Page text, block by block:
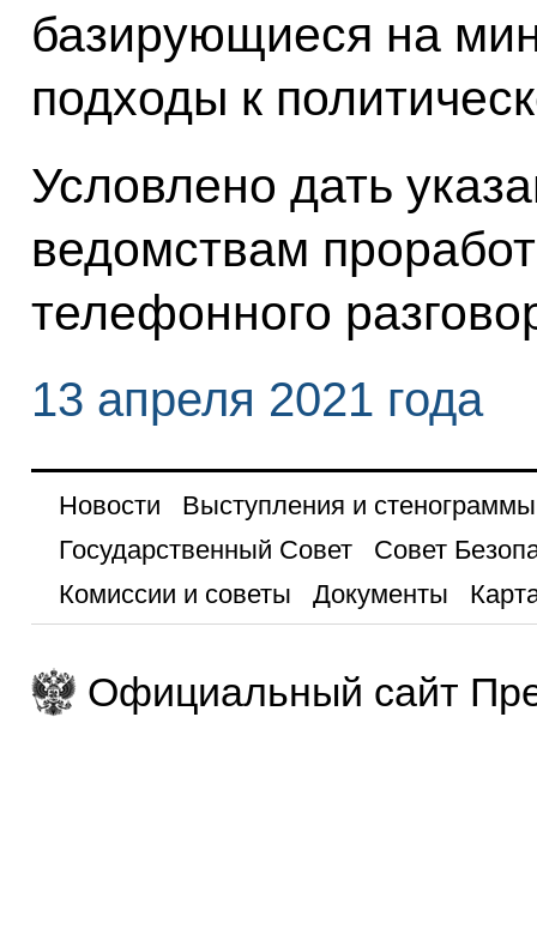
базирующиеся на
подходы к
Условлено дать
ведомствам
телефонного
13 апреля 2021 года
Новости
Выступления и стенограммы
Государственный Совет
Совет
Комиссии и советы
Документы
Официальный сайт